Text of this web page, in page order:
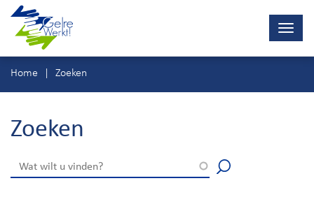
Ga
direct
naar
Home
Zoeken
Zoeken